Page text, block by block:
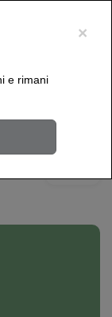
Più info
×
e rimani